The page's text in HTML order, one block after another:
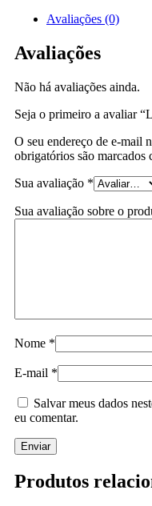
Avaliações (0)
Avaliações
Não há avaliações ainda.
Seja o primeiro a avaliar
O seu endereço de e-mail
obrigatórios são marcados
Sua avaliação *
Sua avaliação sobre o
Nome *
E-mail *
Salvar meus dados
eu comentar.
Produtos